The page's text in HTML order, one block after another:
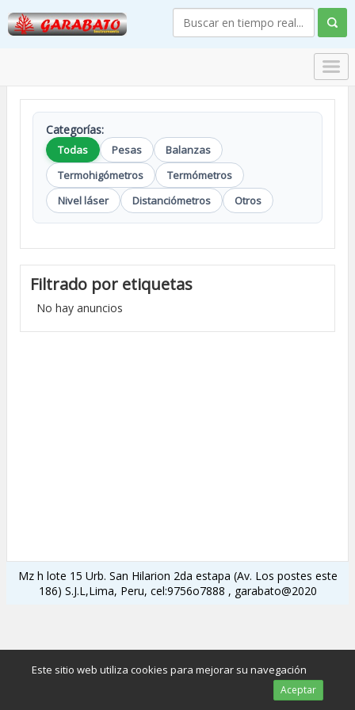
Categorías:
Todas Pesas
Balanzas
Termohigómetros
Termómetros
Nivel láser
Distanciómetros Otros
Filtrado por etiquetas
No hay anuncios
Mz h lote 15 Urb. San Hilarion 2da estapa (Av. Los postes este
186) S.J.L,Lima, Peru, cel:9756o7888 , garabato@2020
Este sitio web utiliza cookies para mejorar su navegación
Aceptar